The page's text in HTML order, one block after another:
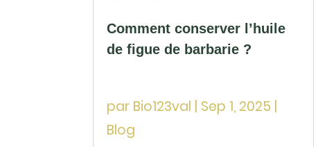
Comment conserver l’huile
de figue de barbarie ?
par Bio123val Sep 1, 2025
Blog